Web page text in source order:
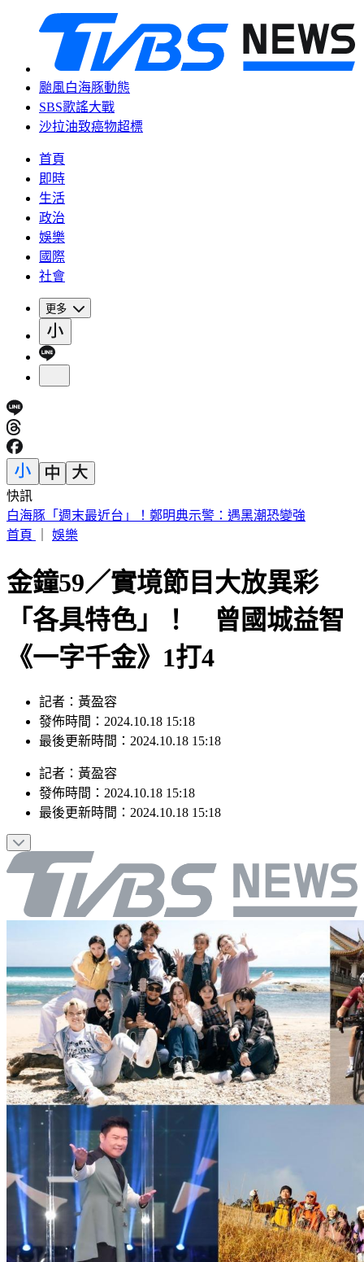
颱風白海豚動態
SBS歌謠大戰
沙拉油致癌物超標
首頁
即時
生活
政治
娛樂
國際
社會
更多
快訊
慈濟被詐10.6億！王必勝嘆「陳時中早示警」：這種都騙人的
首頁
娛樂
金鐘59／實境節目大放異彩
「各具特色」！ 曾國城益智
《一字千金》1打4
記者：黃盈容
發佈時間：2024.10.18 15:18
最後更新時間：2024.10.18 15:18
記者 ： 黃盈容
發佈時間： 2024.10.18 15:18
最後更新時間： 2024.10.18 15:18